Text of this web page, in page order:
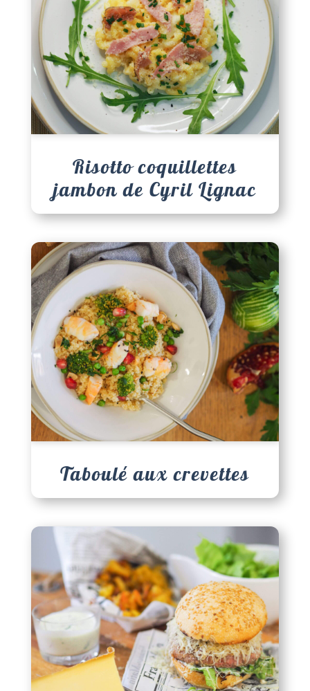
Risotto coquillettes
jambon de Cyril Lignac
Taboulé aux crevettes